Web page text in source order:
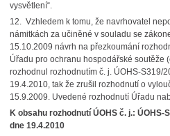
vysvětlení“.
12. Vzhledem k tomu, že navrhovatel
námitkách za učiněné v souladu se
15.10.2009 návrh na přezkoumání
Úřadu pro ochranu hospodářské soutěže
rozhodnul rozhodnutím č. j. ÚOHS-S319/
19.4.2010, tak že zrušil rozhodnutí o
15.9.2009. Uvedené rozhodnutí Úřadu
K obsahu rozhodnutí ÚOHS č. j.: ÚOHS-
dne 19.4.2010